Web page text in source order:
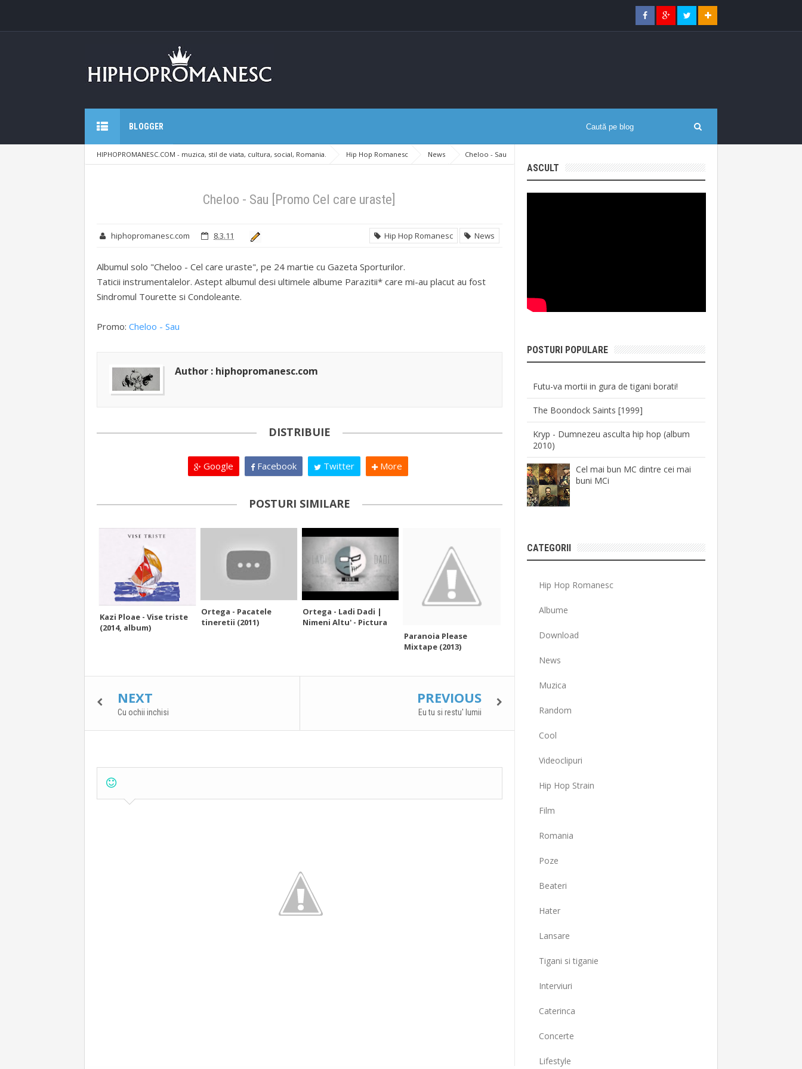
BLOGGER
HIPHOPROMANESC.COM - muzica, stil de viata, cultura, social, Romania. Hip Hop Romanesc News
Cheloo - Sau
[Promo Cel care uraste]
Cheloo - Sau [Promo Cel care uraste]
hiphopromanesc.com 8.3.11 Hip Hop Romanesc News
Albumul solo "Cheloo - Cel care uraste", pe 24 martie cu Gazeta Sporturilor.
Taticii instrumentalelor. Astept albumul desi ultimele albume Parazitii* care mi-au placut au fost
Sindromul Tourette si Condoleante.
Promo: Cheloo - Sau
Author : hiphopromanesc.com
DISTRIBUIE
Google Facebook Twitter More
POSTURI SIMILARE
Kazi Ploae - Vise triste
(2014, album)
Ortega - Pacatele
tineretii (2011)
Ortega - Ladi Dadi |
Nimeni Altu' - Pictura
Paranoia Please
Mixtape (2013)
NEXT
Cu ochii inchisi
PREVIOUS
Eu tu si restu' lumii
ASCULT
POSTURI POPULARE
Futu-va mortii in gura de tigani borati!
The Boondock Saints [1999]
Kryp - Dumnezeu asculta hip hop (album
2010)
Cel mai bun MC dintre cei mai
buni MCi
CATEGORII
Hip Hop Romanesc
Albume
Download
News
Muzica
Random
Cool
Videoclipuri
Hip Hop Strain
Film
Romania
Poze
Beateri
Hater
Lansare
Tigani si tiganie
Interviuri
Caterinca
Concerte
Lifestyle